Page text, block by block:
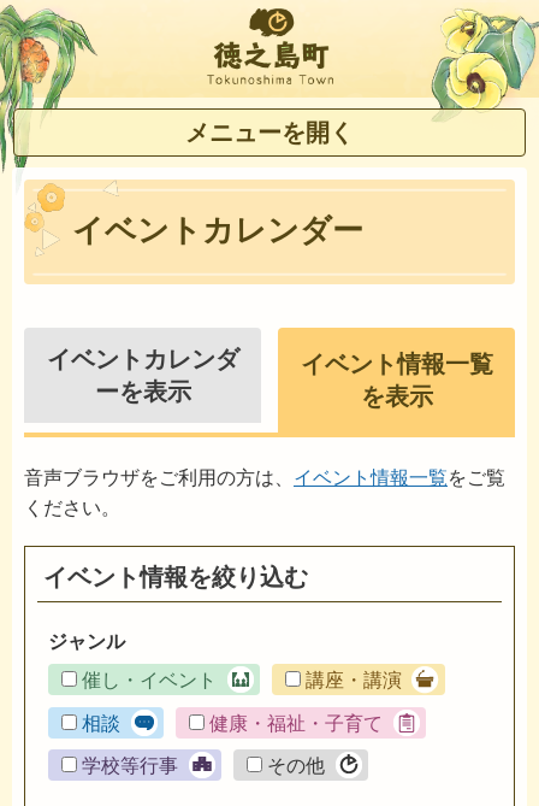
徳之島町
メニューを開く
イベントカレンダー
イベントカレンダ
ーを表示
イベント情報一覧
を表示
音声ブラウザをご利用の方は、 イベント情報一覧をご覧
ください。
イベント情報を絞り込む
ジャンル
催し・イベント
講座・講演
相談 健康・福祉・子育て
学校等行事 その他